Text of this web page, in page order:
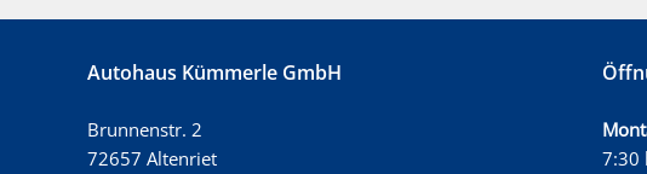
Autohaus Kümmerle GmbH
Brunnenstr. 2
72657 Altenriet
7:30